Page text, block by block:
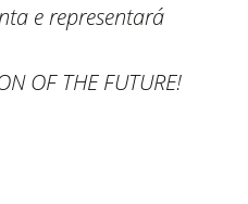
e representará
OF THE FUTURE!